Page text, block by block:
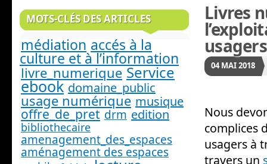
Livres
04 MAI2018
Nous
complices
usagers à
travers un
MOTS-CLÉS DES ARTICLES
médiation accés à la
culture et à l’information
livre_numerique Service
ebook domaine_public
usage numérique musique
offre_de_pret drm edition
bibliothecaire
amenagement_des_espaces
aménagement des espaces